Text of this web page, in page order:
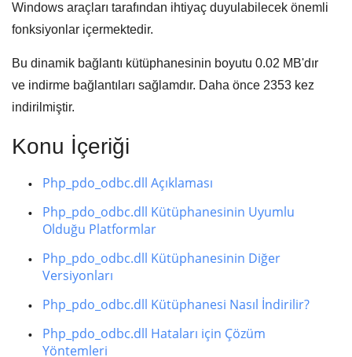
Windows araçları tarafından ihtiyaç duyulabilecek önemli
fonksiyonlar içermektedir.
Bu dinamik bağlantı kütüphanesinin boyutu 0.02 MB'dır
ve indirme bağlantıları sağlamdır. Daha önce 2353 kez
indirilmiştir.
Konu İçeriği
Php_pdo_odbc.dll Açıklaması
Php_pdo_odbc.dll Kütüphanesinin Uyumlu
Olduğu Platformlar
Php_pdo_odbc.dll Kütüphanesinin Diğer
Versiyonları
Php_pdo_odbc.dll Kütüphanesi Nasıl İndirilir?
Php_pdo_odbc.dll Hataları için Çözüm
Yöntemleri